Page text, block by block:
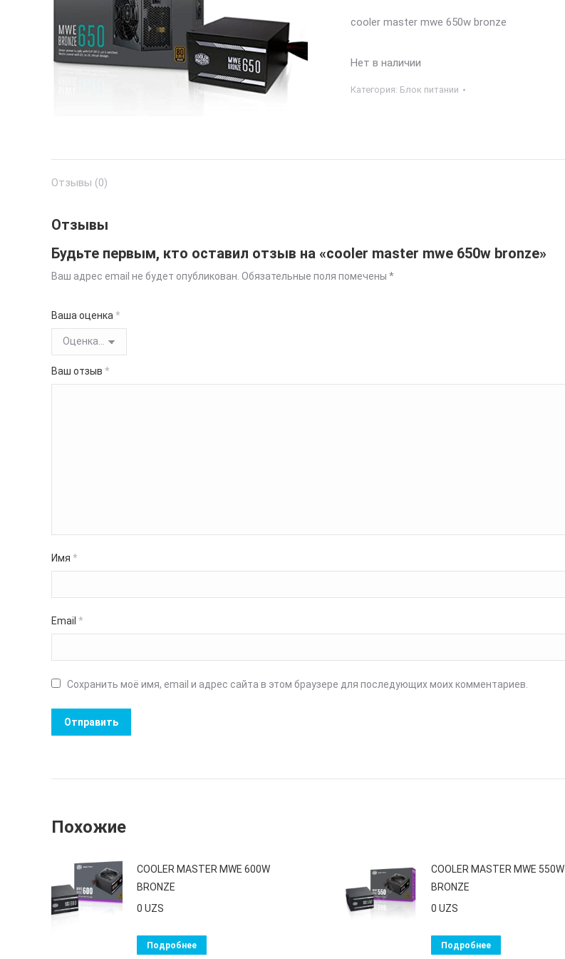
cooler master mwe 650w bronze
Нет в наличии
Категория: Блок питании
Отзывы (0)
Отзывы
Будьте первым, кто оставил отзыв на «cooler master mwe 650w bronze»
Ваш адрес email не будет опубликован. Обязательные поля помечены *
Ваша оценка *
Ваш отзыв *
Имя *
Email *
Сохранить моё имя, email и адрес сайта в этом браузере для последующих моих комментариев.
Похожие
COOLER MASTER MWE 600W
BRONZE
0 UZS
Подробнее
COOLER MASTER MWE 550W
BRONZE
0 UZS
Подробнее